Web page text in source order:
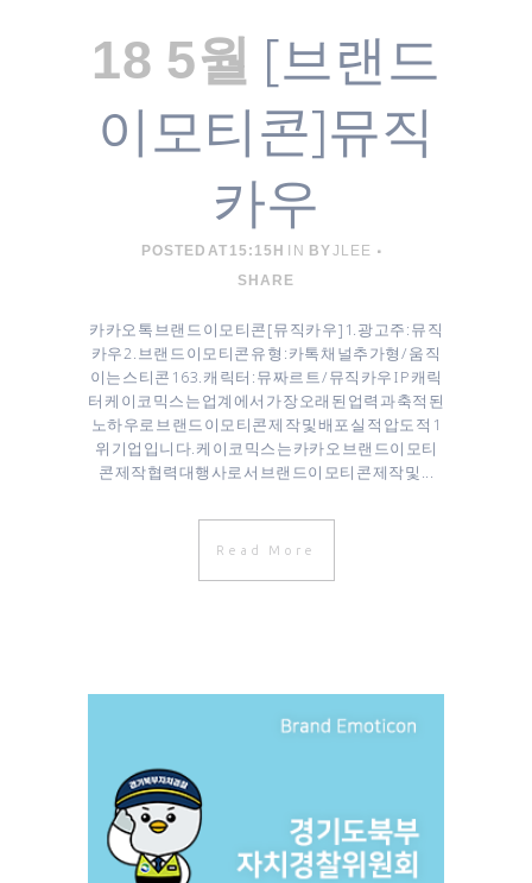
18 5월 [브랜드
이모티콘]뮤직
카우
POSTED AT 15:15H IN BYJLEE
SHARE
카카오톡 브랜드 이모티콘 [ 뮤직카우 ] 1. 광고주 : 뮤직
카우 2. 브랜드 이모티콘 유형 : 카톡 채널추가형 / 움직
이는 스티콘 16 3. 캐릭터 : 뮤짜르트 / 뮤직카우 IP 캐릭
터 케이코믹스는 업계에서 가장 오래된 업력과 축적된
노하우로 브랜드이모티콘 제작 및 배포 실적 압도적 1
위 기업입니다. 케이코믹스는 카카오 브랜드이모티
콘 제작협력대행사로서 브랜드이모티콘 제작 및...
Read More